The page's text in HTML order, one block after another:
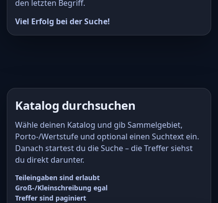
den letzten Begriff.
Viel Erfolg bei der Suche!
Katalog durchsuchen
Wähle deinen Katalog und gib Sammelgebiet,
Porto-/Wertstufe und optional einen Suchtext ein.
Danach startest du die Suche – die Treffer siehst
du direkt darunter.
Teileingaben sind erlaubt
Groß-/Kleinschreibung egal
Treffer sind paginiert